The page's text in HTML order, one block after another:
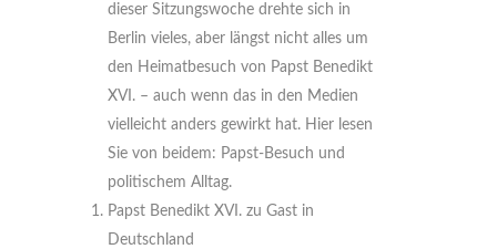
dieser Sitzungswoche drehte sich in
Berlin vieles, aber längst nicht alles um
den Heimatbesuch von Papst Benedikt
XVI. – auch wenn das in den Medien
vielleicht anders gewirkt hat. Hier lesen
Sie von beidem: Papst-Besuch und
politischem Alltag.
Papst Benedikt XVI. zu Gast in
Deutschland